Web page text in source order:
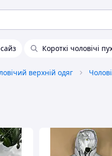
Короткі чоловічі
верхній одяг